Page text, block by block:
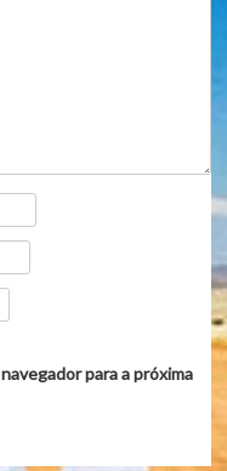
para a próxima